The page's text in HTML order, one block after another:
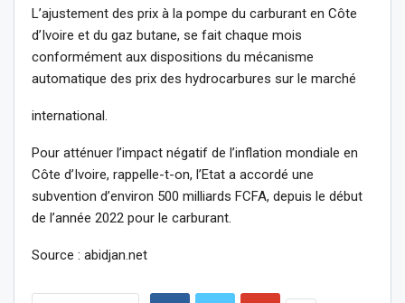
L’ajustement des prix à la pompe du carburant en Côte
d’Ivoire et du gaz butane, se fait chaque mois
conformément aux dispositions du mécanisme
automatique des prix des hydrocarbures sur le marché
international.
Pour atténuer l’impact négatif de l’inflation mondiale en
Côte d’Ivoire, rappelle-t-on, l’Etat a accordé une
subvention d’environ 500 milliards FCFA, depuis le début
de l’année 2022 pour le carburant.
Source : abidjan.net